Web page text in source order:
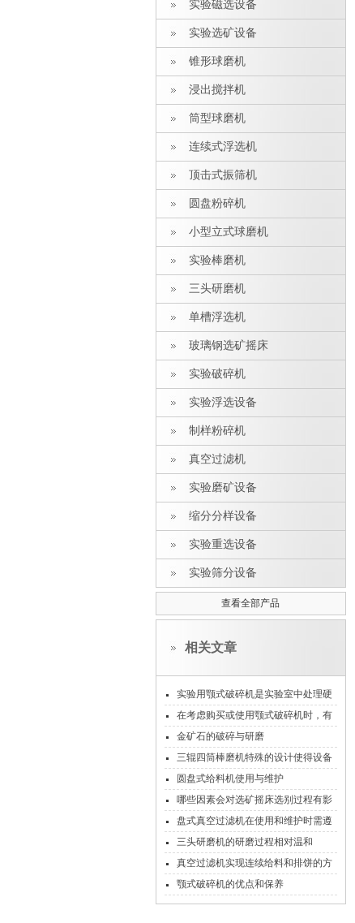
实验磁选设备
实验选矿设备
锥形球磨机
浸出搅拌机
筒型球磨机
连续式浮选机
顶击式振筛机
圆盘粉碎机
小型立式球磨机
实验棒磨机
三头研磨机
单槽浮选机
玻璃钢选矿摇床
实验破碎机
实验浮选设备
制样粉碎机
真空过滤机
实验磨矿设备
缩分分样设备
实验重选设备
实验筛分设备
查看全部产品
相关文章
实验用颚式破碎机是实验室中处理硬
质块状样品的实用工具
在考虑购买或使用颚式破碎机时，有
以下几点需要注意
金矿石的破碎与研磨
三辊四筒棒磨机特殊的设计使得设备
在研磨过程中能够充分发挥其高效能
圆盘式给料机使用与维护
哪些因素会对选矿摇床选别过程有影
响
盘式真空过滤机在使用和维护时需遵
循哪些要求？
三头研磨机的研磨过程相对温和
真空过滤机实现连续给料和排饼的方
式
颚式破碎机的优点和保养